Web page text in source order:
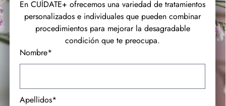
En CUÍDATE+ ofrecemos una variedad de tratamientos
personalizados e individuales que pueden combinar
procedimientos para mejorar la desagradable
condición que te preocupa.
Nombre*
Apellidos*